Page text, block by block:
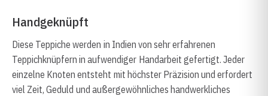
Handgeknüpft
Diese Teppiche werden in Indien von sehr erfahrenen
Teppichknüpfern in aufwendiger Handarbeit gefertigt. Jeder
einzelne Knoten entsteht mit höchster Präzision und erfordert
viel Zeit, Geduld und außergewöhnliches handwerkliches